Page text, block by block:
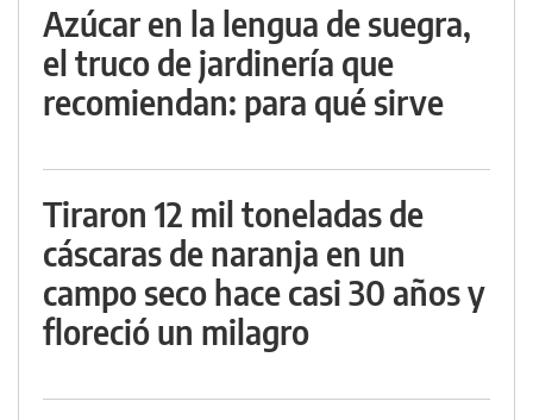
Azúcar en la lengua de suegra,
el truco de jardinería que
recomiendan: para qué sirve
Tiraron 12 mil toneladas de
cáscaras de naranja en un
campo seco hace casi 30 años y
floreció un milagro